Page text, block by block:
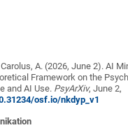
A. (2026, June 2). AI
Framework on the
and AI Use. PsyArXiv, June 2,
osf.io/nkdyp_v1